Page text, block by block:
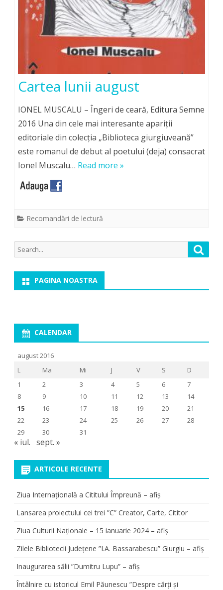
Cartea lunii august
IONEL MUSCALU – Îngeri de ceară, Editura Semne
2016 Una din cele mai interesante apariții
editoriale din colecția „Biblioteca giurgiuveană”
este romanul de debut al poetului (deja) consacrat
Ionel Muscalu… Read more »
Recomandări de lectură
Search
for:
PAGINA NOASTRA
CALENDAR
august 2016
L
Ma Mi J V S
D
1
2 3 4 5 6
7
8
9 10 11 12 13
14
15
16 17 18 19 20
21
22
23 24 25 26 27
28
29
30 31
« iul. sept. »
ARTICOLE RECENTE
Ziua Internațională a Cititului Împreună – afiș
Lansarea proiectului cei trei ”C” Creator, Carte, Cititor
Ziua Culturii Naționale – 15 ianuarie 2024 – afiș
Zilele Bibliotecii Județene ”I.A. Bassarabescu” Giurgiu – afiș
Inaugurarea sălii ”Dumitru Lupu” – afiș
Întâlnire cu istoricul Emil Păunescu ”Despre cărți și